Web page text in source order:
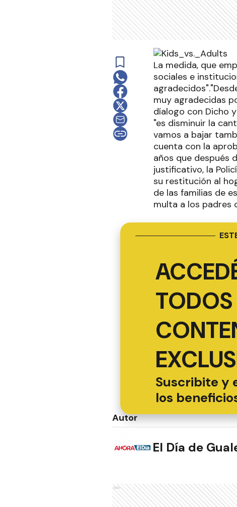
La medida, que
sociales e
muy agradecidas
díalogo con Dicho
"es disminuir la
vamos a bajar
cuenta con la
años que después
justificativo, la
su restitución al
de las familias de
multa a los padres
TODOS
Suscribite y
los
Autor
El Día de
Ads